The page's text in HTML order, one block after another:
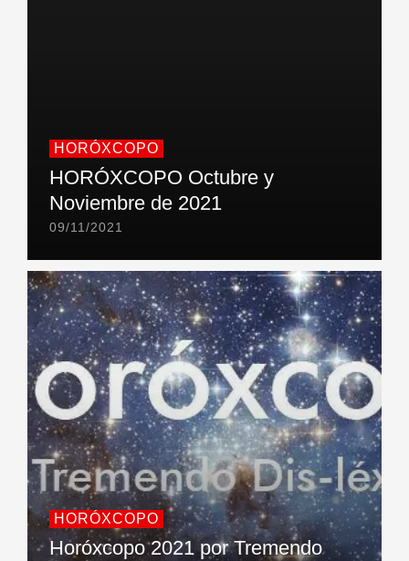
HORÓXCOPO
HORÓXCOPO Octubre y
Noviembre de 2021
09/11/2021
HORÓXCOPO
Horóxcopo 2021 por Tremendo